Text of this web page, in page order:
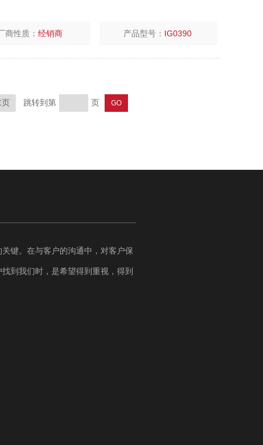
商性质：经销商 产品型号： IG0390
跳转到第 页
键。在与客户的沟通中，对客户保
到我们时，是希望得到重视，得到